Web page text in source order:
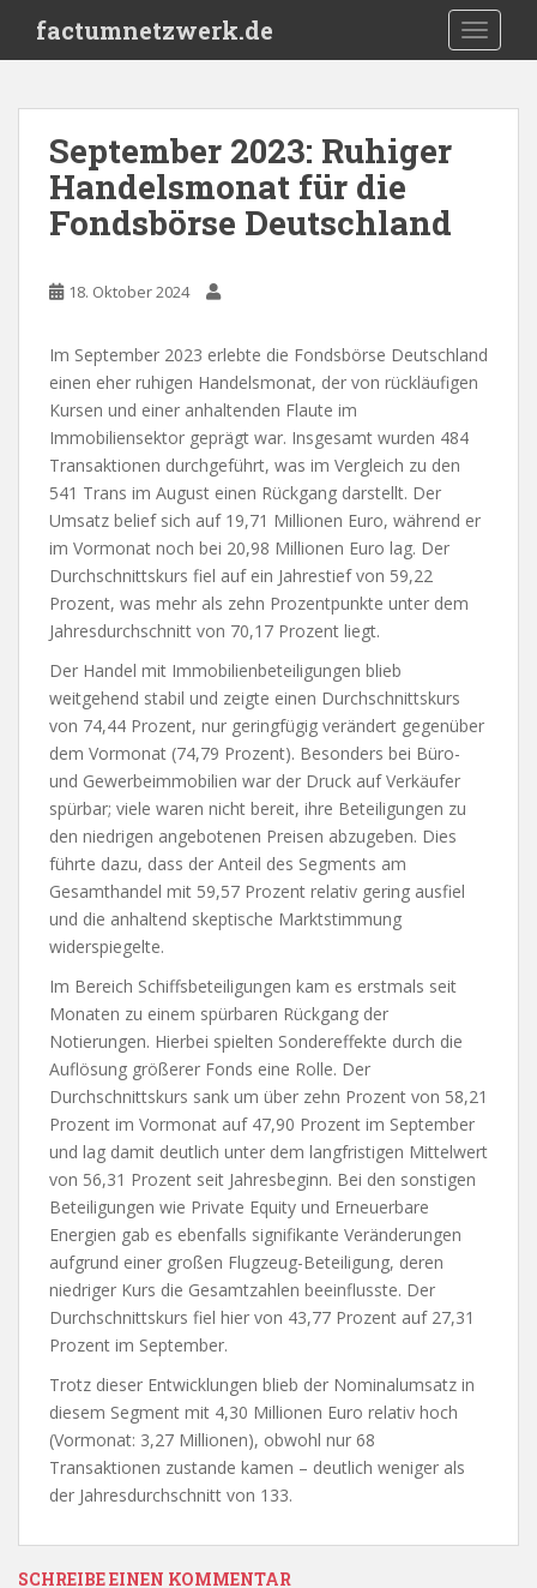
i
factumnetzwerk.de
September 2023: Ruhiger
Handelsmonat für die
Fondsbörse Deutschland
18. Oktober 2024
Im September 2023 erlebte die Fondsbörse Deutschland
einen eher ruhigen Handelsmonat, der von rückläufigen
Kursen und einer anhaltenden Flaute im
Immobiliensektor geprägt war. Insgesamt wurden 484
Transaktionen durchgeführt, was im Vergleich zu den
541 Trans im August einen Rückgang darstellt. Der
Umsatz belief sich auf 19,71 Millionen Euro, während er
im Vormonat noch bei 20,98 Millionen Euro lag. Der
Durchschnittskurs fiel auf ein Jahrestief von 59,22
Prozent, was mehr als zehn Prozentpunkte unter dem
Jahresdurchschnitt von 70,17 Prozent liegt.
Der Handel mit Immobilienbeteiligungen blieb
weitgehend stabil und zeigte einen Durchschnittskurs
von 74,44 Prozent, nur geringfügig verändert gegenüber
dem Vormonat (74,79 Prozent). Besonders bei Büro-
und Gewerbeimmobilien war der Druck auf Verkäufer
spürbar; viele waren nicht bereit, ihre Beteiligungen zu
den niedrigen angebotenen Preisen abzugeben. Dies
führte dazu, dass der Anteil des Segments am
Gesamthandel mit 59,57 Prozent relativ gering ausfiel
und die anhaltend skeptische Marktstimmung
widerspiegelte.
Im Bereich Schiffsbeteiligungen kam es erstmals seit
Monaten zu einem spürbaren Rückgang der
Notierungen. Hierbei spielten Sondereffekte durch die
Auflösung größerer Fonds eine Rolle. Der
Durchschnittskurs sank um über zehn Prozent von 58,21
Prozent im Vormonat auf 47,90 Prozent im September
und lag damit deutlich unter dem langfristigen Mittelwert
von 56,31 Prozent seit Jahresbeginn. Bei den sonstigen
Beteiligungen wie Private Equity und Erneuerbare
Energien gab es ebenfalls signifikante Veränderungen
aufgrund einer großen Flugzeug-Beteiligung, deren
niedriger Kurs die Gesamtzahlen beeinflusste. Der
Durchschnittskurs fiel hier von 43,77 Prozent auf 27,31
Prozent im September.
Trotz dieser Entwicklungen blieb der Nominalumsatz in
diesem Segment mit 4,30 Millionen Euro relativ hoch
(Vormonat: 3,27 Millionen), obwohl nur 68
Transaktionen zustande kamen – deutlich weniger als
der Jahresdurchschnitt von 133.
SCHREIBE EINEN KOMMENTAR